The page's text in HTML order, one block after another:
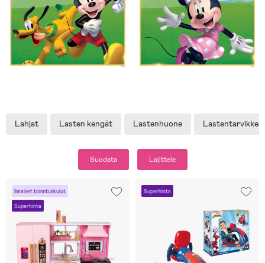
Lahjat Lasten kengät Lastenhuone
Suodata Lajittele
Ilmaiset toimituskulut
Superhinta
Superhinta